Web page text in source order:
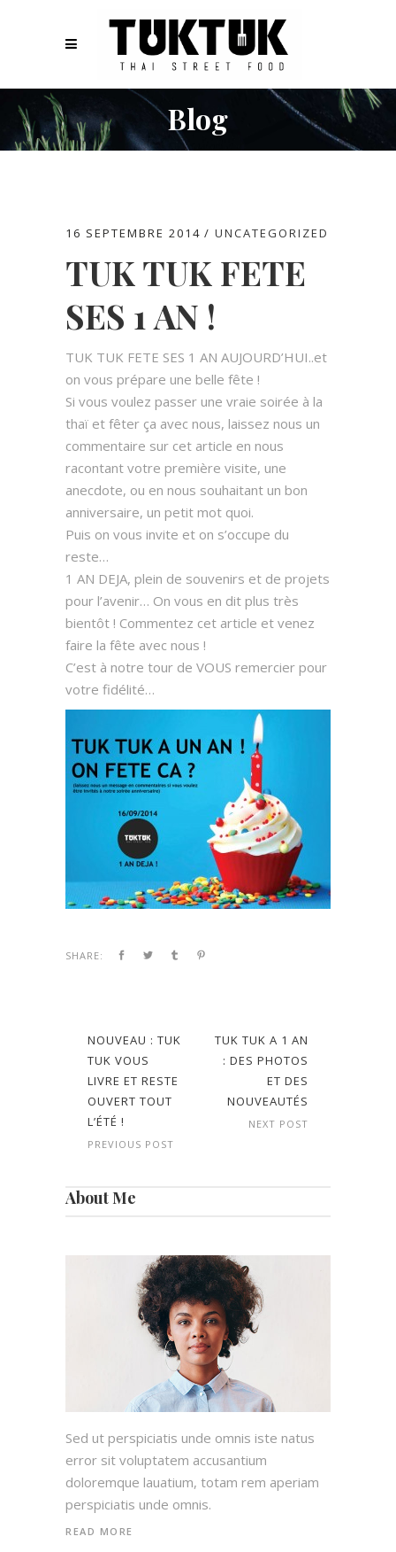
Blog
16 SEPTEMBRE 2014 UNCATEGORIZED
TUK TUK FETE
SES 1 AN !
TUK TUK FETE SES 1 AN AUJOURD’HUI..et
on vous prépare une belle fête !
Si vous voulez passer une vraie soirée à la
thaï et fêter ça avec nous, laissez nous un
commentaire sur cet article en nous
racontant votre première visite, une
anecdote, ou en nous souhaitant un bon
anniversaire, un petit mot quoi.
Puis on vous invite et on s’occupe du
reste…
1 AN DEJA, plein de souvenirs et de projets
pour l’avenir… On vous en dit plus très
bientôt ! Commentez cet article et venez
faire la fête avec nous !
C’est à notre tour de VOUS remercier pour
votre fidélité…
SHARE:
NOUVEAU : TUK
TUK VOUS
LIVRE ET RESTE
OUVERT TOUT
L’ÉTÉ !
PREVIOUS POST
TUK TUK A 1 AN
: DES PHOTOS
ET DES
NOUVEAUTÉS
NEXT POST
About Me
Sed ut perspiciatis unde omnis iste natus
error sit voluptatem accusantium
doloremque lauatium, totam rem aperiam
perspiciatis unde omnis.
READ MORE